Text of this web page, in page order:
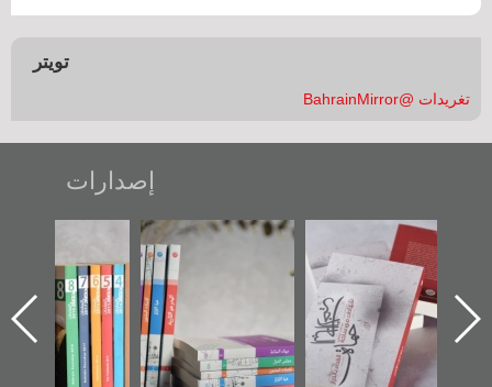
تويتر
تغريدات @BahrainMirror
إصدارات
"حماة الباب الأخير":
الإصدار الأول عن
اعتصام الدراز
وأحداث ساحة
الفداء لمركز أوال
للدراسات والتوثيق
تصنيف موضوعي
للوثائق البريطانية
يقدمه «مركز أوال»
في سلسلة من 5
كتب
تصدر حصاد
الساحات 2019